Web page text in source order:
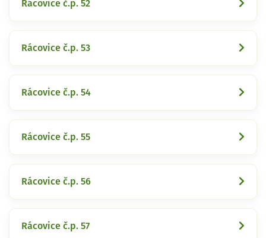
Rácovice č.p. 52
Rácovice č.p. 53
Rácovice č.p. 54
Rácovice č.p. 55
Rácovice č.p. 56
Rácovice č.p. 57